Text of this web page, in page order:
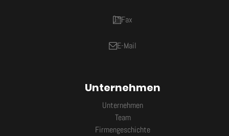
Fax
E-Mail
Unternehmen
Unternehmen
Team
Firmengeschichte